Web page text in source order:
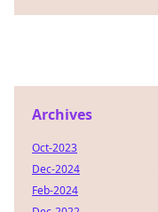
Archives
Oct-2023
Dec-2024
Feb-2024